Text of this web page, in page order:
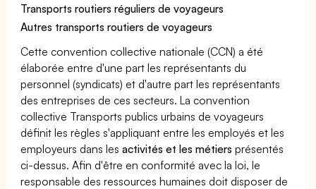
Transports routiers réguliers de voyageurs
Autres transports routiers de voyageurs
Cette convention collective nationale (CCN) a été
élaborée entre d'une part les représentants du
personnel (syndicats) et d'autre part les représentants
des entreprises de ces secteurs. La convention
collective Transports publics urbains de voyageurs
définit les règles s'appliquant entre les employés et les
employeurs dans lesactivités et les métiers présentés
ci-dessus. Afin d'être en conformité avec la loi, le
responsable des ressources humaines doit disposer de